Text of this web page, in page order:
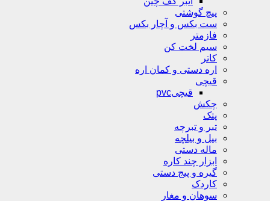
پیچ گوشتی
ست بکس و آچار بکس
فازمتر
سیم لخت کن
کاتر
اره دستی و کمان اره
قیچی
قیچیpvc
چکش
پتک
تبر و تبرچه
بیل و بیلچه
ماله دستی
ابزار چند کاره
گیره و پیج دستی
کاردک
سوهان و مغار